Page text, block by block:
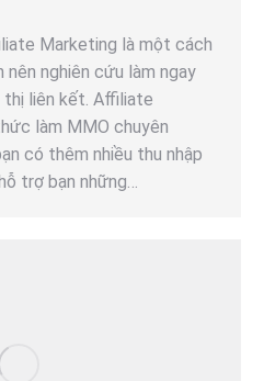
Marketing là một cách
nên nghiên cứu làm ngay
thị liên kết. Affiliate
làm MMO chuyên
có thêm nhiều thu nhập
trợ bạn những…